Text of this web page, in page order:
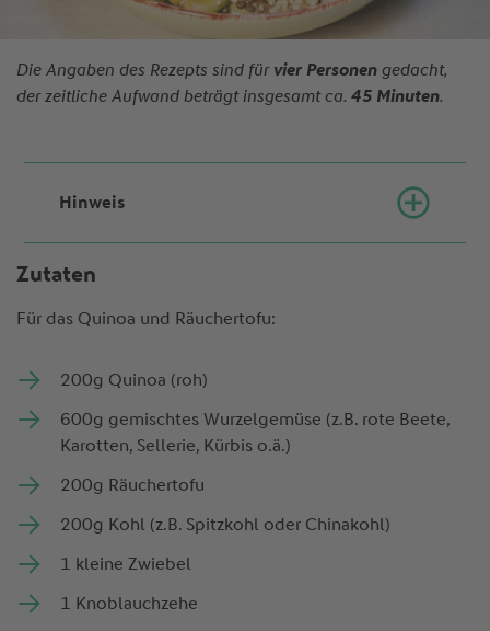
Die Angaben des Rezepts sind für vier Personengedacht,
der zeitliche Aufwand beträgt insgesamt ca. 45 Minuten.
Hinweis
Hight in Protein – liefert über 20g Protein
Glutenfrei
Laktosefrei
Unterstützt das Immunsystem
Vegan
Recovery
Spieltag +1
Zutaten
Für das Quinoa und Räuchertofu:
200g Quinoa (roh)
600g gemischtes Wurzelgemüse (z.B. rote Beete,
Karotten, Sellerie, Kürbis o.ä.)
200g Räuchertofu
200g Kohl (z.B. Spitzkohl oder Chinakohl)
1 kleine Zwiebel
1 Knoblauchzehe